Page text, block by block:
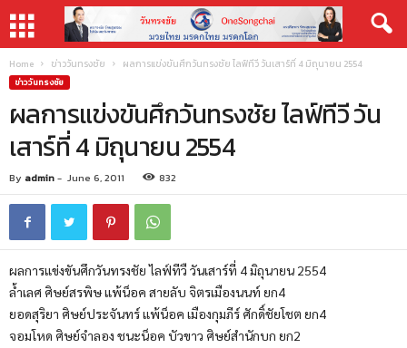
Home ข่าววันทรงชัย ผลการแข่งขันศึกวันทรงชัย ไลฟ์ทีวี วันเสาร์ที่ 4 มิถุนายน 2554
ข่าววันทรงชัย
ผลการแข่งขันศึกวันทรงชัย ไลฟ์ทีวี วัน
เสาร์ที่ 4 มิถุนายน 2554
By admin- June 6, 2011 832
ผลการแข่งขันศึกวันทรงชัย ไลฟ์ทีวื วันเสาร์ที่ 4 มิถุนายน 2554
ล้ำเลศ ศิษย์สรพิษ แพ้น็อค สายลับ จิตรเมืองนนท์ ยก4
ยอดสุริยา ศิษย์ประจันทร์ แพ้น็อค เมืองกุมภีร์ ศักดิ์ชัยโชต ยก4
จอมโหด ศิษย์จำลอง ชนะน็อค บัวขาว ศิษย์สำนักบก ยก2